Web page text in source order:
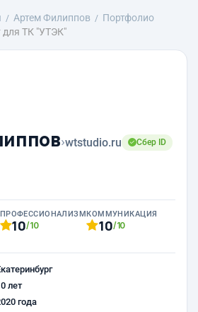
Артем Филиппов
Портфолио
для ТК "УТЭК"
›wtstudio.ru
Сбер ID
ПРОФЕССИОНАЛИЗМ
10/10
КОММУНИКАЦИЯ
10/10
лет
года